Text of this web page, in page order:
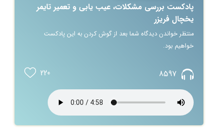
پادکست بررسی مشکلات، عیب یابی و تعمیر تایمر
یخچال فریزر
منتظر خواندن دیدگاه شما بعد از گوش کردن به این پادکست
خواهیم بود.
8597
220